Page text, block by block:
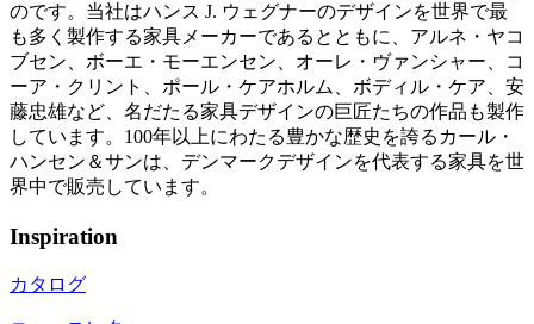
のです。当社はハンス J. ウェグナーのデザインを世界で最
も多く製作する家具メーカーであるとともに、アルネ・ヤコ
ブセン、ボーエ・モーエンセン、オーレ・ヴァンシャー、コ
ーア・クリント、ポール・ケアホルム、ボディル・ケア、安
藤忠雄など、名だたる家具デザインの巨匠たちの作品も製作
しています。100年以上にわたる豊かな歴史を誇るカール・
ハンセン＆サンは、デンマークデザインを代表する家具を世
界中で販売しています。
Inspiration
カタログ